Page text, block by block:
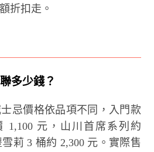
折扣走。
多少錢？
忌價格依品項不同，入門款
1,100 元，山川首席系列約
雪莉 3 桶約 2,300 元。實際售